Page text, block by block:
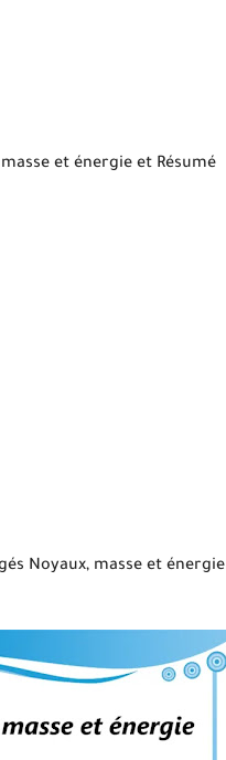
et énergie et Résumé
Noyaux, masse et énergie